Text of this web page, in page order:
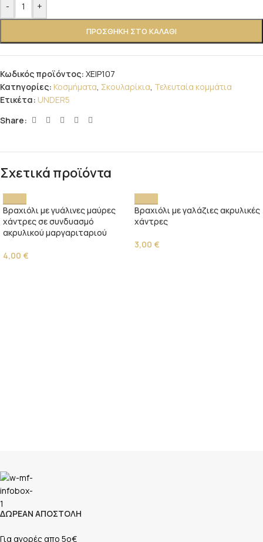
- +
ΠΡΟΣΘΉΚΗ ΣΤΟ ΚΑΛΆΘΙ
Κωδικός προϊόντος: ΧΕΙΡ107
Κατηγορίες: Κοσμήματα, Σκουλαρίκια, Τελευταία κομμάτια
Ετικέτα: UNDER5
Share:
Σχετικά προϊόντα
Βραχιόλι με γυάλινες μαύρες
χάντρες σε συνδυασμό
ακρυλικού μαργαριταριού
4,00 €
Βραχιόλι με γαλάζιες ακρυλικές
χάντρες
3,00 €
ΔΩΡΕΑΝ ΑΠΟΣΤΟΛΗ
Για αγορές απο 5ο€